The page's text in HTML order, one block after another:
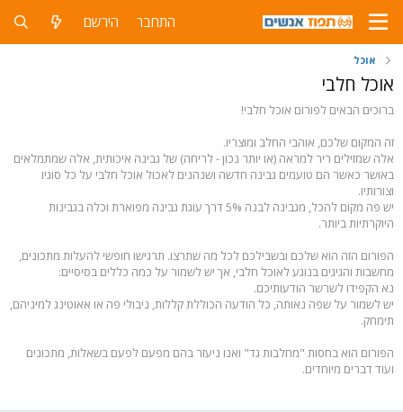
התחבר הירשם
אוכל
אוכל חלבי
ברוכים הבאים לפורום אוכל חלבי!
זה המקום שלכם, אוהבי החלב ומוצריו.
אלה שמזילים ריר למראה (או יותר נכון - לריחה) של גבינה איכותית, אלה שמתמלאים
באושר כאשר הם טועמים גבינה חדשה ושנהנים לאכול אוכל חלבי על כל סוגיו
וצורותיו.
יש פה מקום להכל, מגבינה לבנה 5% דרך עוגת גבינה מפוארת וכלה בגבינות
היוקרתיות ביותר.
הפורום הזה הוא שלכם ובשבילכם לכל מה שתרצו. תרגישו חופשי להעלות מתכונים,
מחשבות והגיגים בנוגע לאוכל חלבי, אך יש לשמור על כמה כללים בסיסיים:
נא הקפידו לשרשר הודעותיכם.
יש לשמור על שפה נאותה, כל הודעה הכוללת קללות, ניבולי פה או אאוטינג למיניהם,
תימחק.
הפורום הוא בחסות "מחלבות גד" ואנו ניעזר בהם מפעם לפעם בשאלות, מתכונים
ועוד דברים מיוחדים.